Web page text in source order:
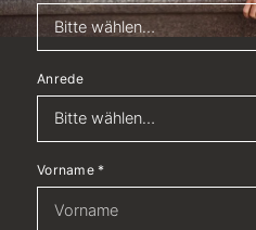
Anrede
Vorname*